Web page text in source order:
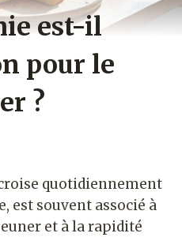
est-il
pour le
?
quotidiennement
est souvent associé à
et à la rapidité